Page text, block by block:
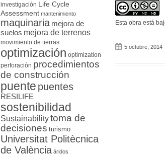
Esta obra está
5 octubre, 2014
investigación
Life Cycle
Assessment mantenimiento
maquinaria mejora de
suelos mejora de terrenos
movimiento de tierras
optimización optimization
perforación procedimientos
de construcción
puente puentes
RESILIFE
sostenibilidad
Sustainabilitytoma de
decisiones turismo
Universitat Politècnica
de València áridos